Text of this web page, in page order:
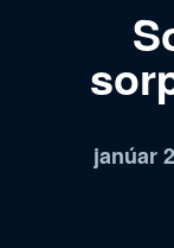
janúar